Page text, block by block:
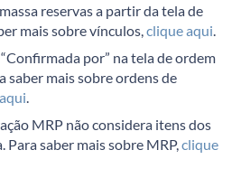
reservas a partir da tela de
mais sobre vínculos, clique aqui
por” na tela de ordem
saber mais sobre ordens de
MRP não considera itens dos
Para saber mais sobre MRP, clique